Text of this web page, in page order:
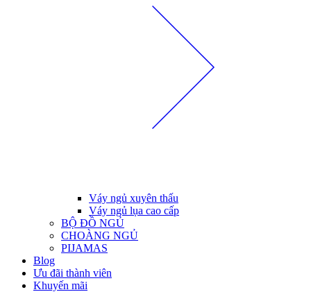
Váy ngủ xuyên thấu
Váy ngủ lụa cao cấp
BỘ ĐỒ NGỦ
CHOÀNG NGỦ
PIJAMAS
Blog
Ưu đãi thành viên
Khuyến mãi